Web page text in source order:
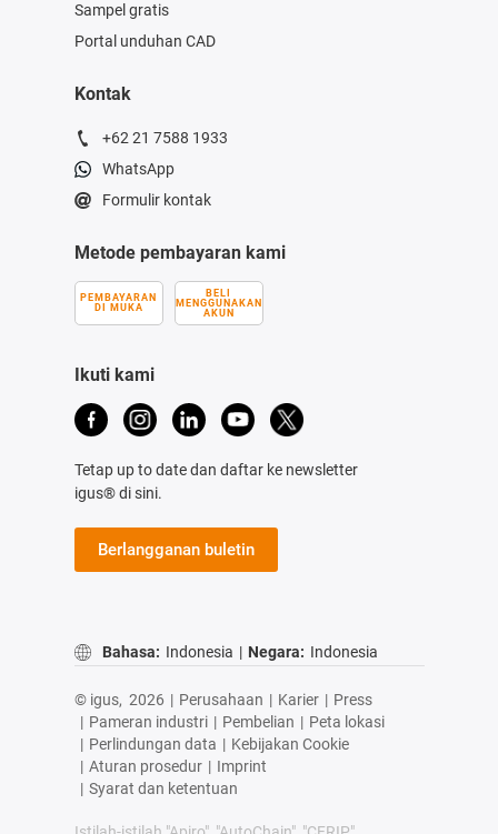
Sampel gratis
Portal unduhan CAD
Kontak
+62 21 7588 1933
WhatsApp
Formulir kontak
Metode pembayaran kami
PEMBAYARAN
DI MUKA
BELI
MENGGUNAKAN
AKUN
Ikuti kami
Tetap up to date dan daftar ke newsletter
igus® di sini.
Berlangganan buletin
Bahasa: Indonesia | Negara: Indonesia
© igus, 2026 | Perusahaan | Karier | Press
| Pameran industri | Pembelian | Peta lokasi
| Perlindungan data | Kebijakan Cookie
| Aturan prosedur | Imprint
| Syarat dan ketentuan